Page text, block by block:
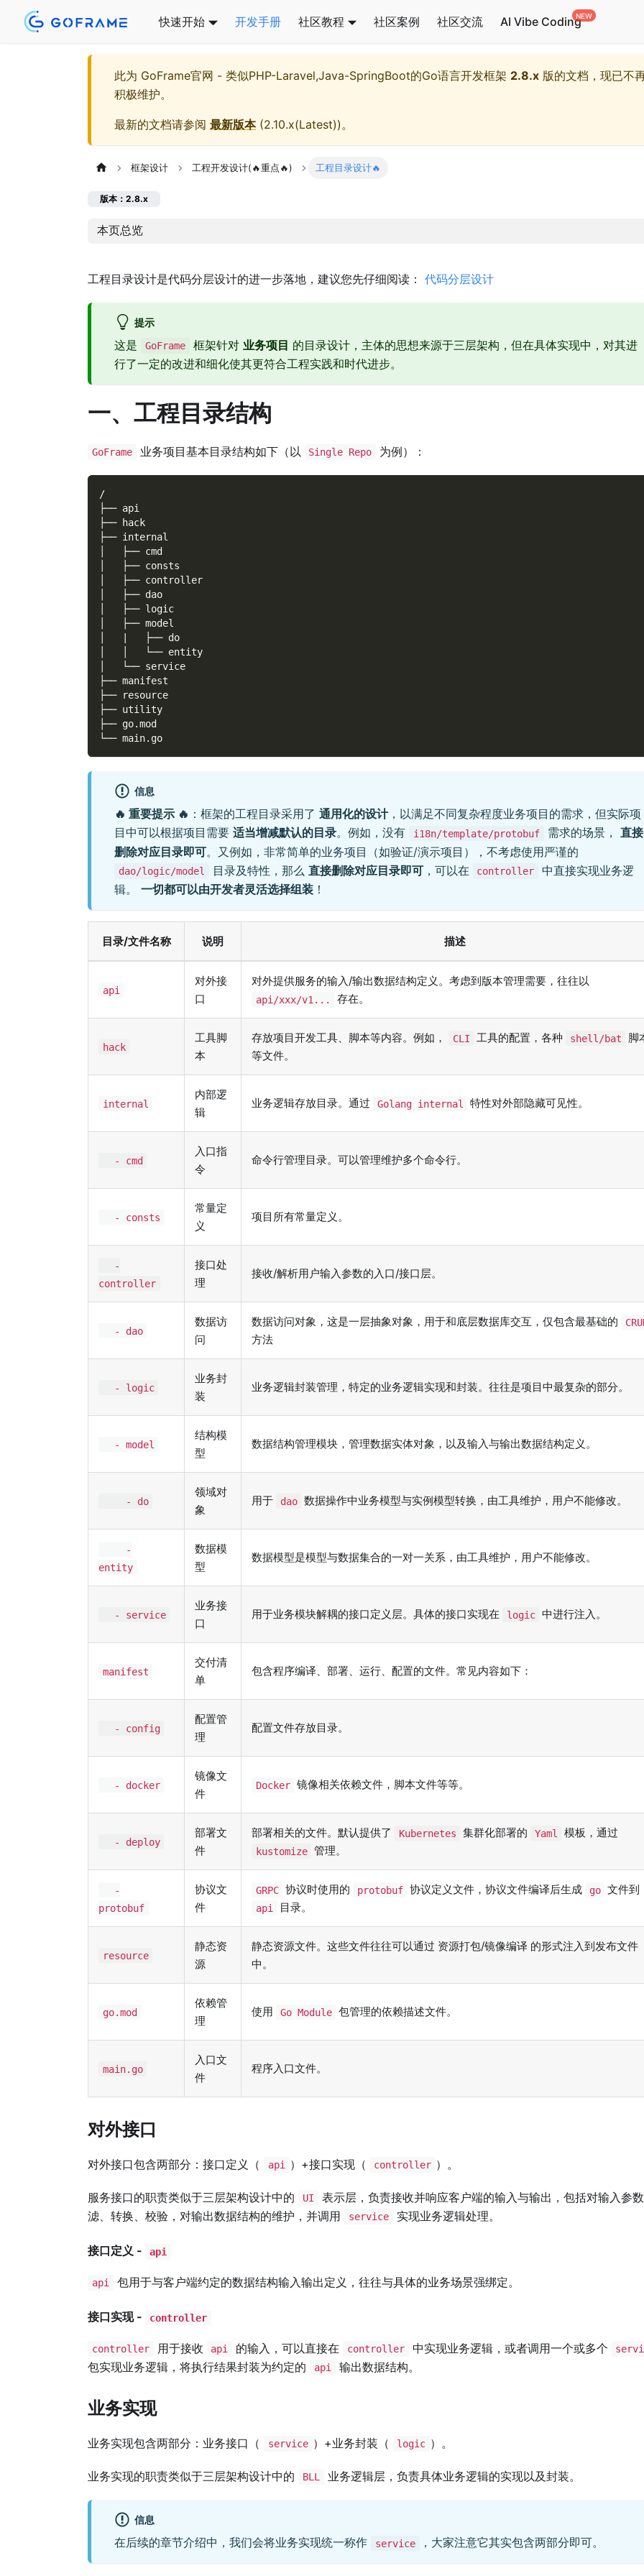
快速开始 开发手册 社区教程 社区案例 社区交流 AI Vibe Coding
此为 GoFrame官网 - 类似PHP-Laravel,Java-SpringBoot的Go语言开发框架 2.8.x 版的文档，现已不
积极维护。
最新的文档请参阅 最新版本(2.10.x(Latest))。
框架设计 工程开发设计(🔥重点🔥) 工程目录设计🔥
版本：2.8.x
本页总览
工程目录设计是代码分层设计的进一步落地，建议您先仔细阅读： 代码分层设计
提示
这是 GoFrame 框架针对 业务项目 的目录设计，主体的思想来源于三层架构，但在具体实现中，对其进
行了一定的改进和细化使其更符合工程实践和时代进步。
一、工程目录结构
GoFrame 业务项目基本目录结构如下（以 Single Repo 为例）：
/
├── api
├── hack
├── internal
│   ├── cmd
│   ├── consts
│   ├── controller
│   ├── dao
│   ├── logic
│   ├── model
│   |   ├── do
│   │   └── entity
│   └── service
├── manifest
├── resource
├── utility
├── go.mod
└── main.go
信息
🔥 重要提示 🔥 ：框架的工程目录采用了 通用化的设计，以满足不同复杂程度业务项目的需求，但实际项
目中可以根据项目需要 适当增减默认的目录。例如，没有 i18n/template/protobuf 需求的场景， 直接
删除对应目录即可。又例如，非常简单的业务项目（如验证/演示项目），不考虑使用严谨的
dao/logic/model 目录及特性，那么 直接删除对应目录即可，可以在 controller
中直接实现业务逻
辑。 一切都可以由开发者灵活选择组装 ！
目录/文件名称 说明 描述
api
对外接
口
对外提供服务的输入/输出数据结构定义。考虑到版本管理需要，往往以
api/xxx/v1... 存在。
hack
工具脚
本
存放项目开发工具、脚本等内容。例如， CLI 工具的配置，各种 shell/bat
脚
等文件。
internal
内部逻
辑
业务逻辑存放目录。通过 Golang internal 特性对外部隐藏可见性。
- cmd
入口指
令
命令行管理目录。可以管理维护多个命令行。
- consts
常量定
义
项目所有常量定义。
-
controller
接口处
理
接收/解析用户输入参数的入口/接口层。
- dao
数据访
问
数据访问对象，这是一层抽象对象，用于和底层数据库交互，仅包含最基础的
方法
- logic
业务封
装
业务逻辑封装管理，特定的业务逻辑实现和封装。往往是项目中最复杂的部分。
- model
结构模
型
数据结构管理模块，管理数据实体对象，以及输入与输出数据结构定义。
- do
领域对
象
用于 dao 数据操作中业务模型与实例模型转换，由工具维护，用户不能修改。
-
entity
数据模
型
数据模型是模型与数据集合的一对一关系，由工具维护，用户不能修改。
- service
业务接
口
用于业务模块解耦的接口定义层。具体的接口实现在 logic 中进行注入。
manifest
交付清
单
包含程序编译、部署、运行、配置的文件。常见内容如下：
- config
配置管
理
配置文件存放目录。
- docker
镜像文
件
Docker 镜像相关依赖文件，脚本文件等等。
- deploy
部署文
件
部署相关的文件。默认提供了 Kubernetes 集群化部署的 Yaml 模板，通过
kustomize 管理。
-
protobuf
协议文
件
GRPC 协议时使用的 protobuf 协议定义文件，协议文件编译后生成 go 文件到
api 目录。
resource
静态资
源
静态资源文件。这些文件往往可以通过 资源打包/镜像编译 的形式注入到发布文件
中。
go.mod
依赖管
理
使用 Go Module 包管理的依赖描述文件。
main.go
入口文
件
程序入口文件。
对外接口
对外接口包含两部分：接口定义（ api ）+接口实现（ controller ）。
服务接口的职责类似于三层架构设计中的 UI
表示层，负责接收并响应客户端的输入与输出，包括对输入参
滤、转换、校验，对输出数据结构的维护，并调用
service 实现业务逻辑处理。
接口定义 - api
api 包用于与客户端约定的数据结构输入输出定义，往往与具体的业务场景强绑定。
接口实现 - controller
controller 用于接收 api 的输入，可以直接在 controller 中实现业务逻辑，或者调用一个或多个
包实现业务逻辑，将执行结果封装为约定的 api 输出数据结构。
业务实现
业务实现包含两部分：业务接口（ service ）+业务封装（ logic ）。
业务实现的职责类似于三层架构设计中的 BLL 业务逻辑层，负责具体业务逻辑的实现以及封装。
信息
在后续的章节介绍中，我们会将业务实现统一称作 service ，大家注意它其实包含两部分即可。